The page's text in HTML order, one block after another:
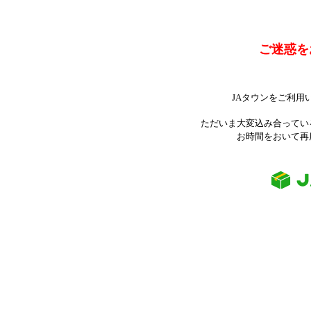
ご迷惑
JAタウンをご利用
ただいま大変込み合って
お時間をおいて